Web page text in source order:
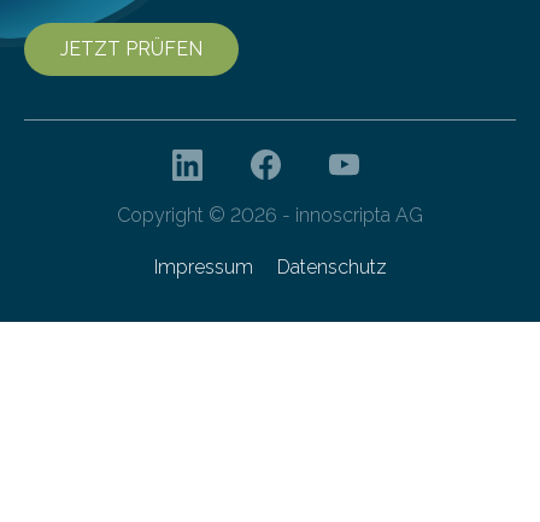
JETZT PRÜFEN
Copyright © 2026 - innoscripta AG
Impressum Datenschutz